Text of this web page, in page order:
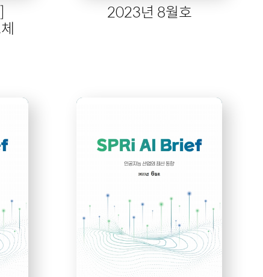
2023년 8월호